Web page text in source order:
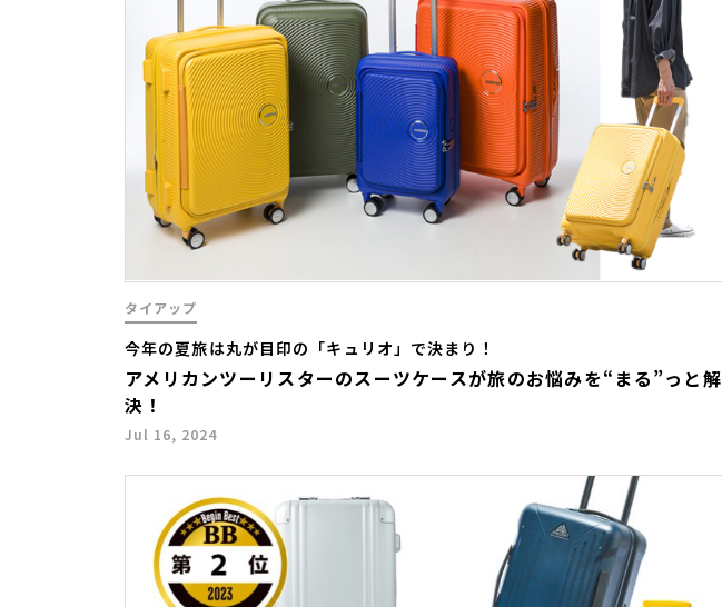
タイアップ
今年の夏旅は丸が目印の「キュリオ」で決まり！
アメリカンツーリスターのスーツケースが旅のお悩みを“まる”っと解
決！
Jul 16, 2024